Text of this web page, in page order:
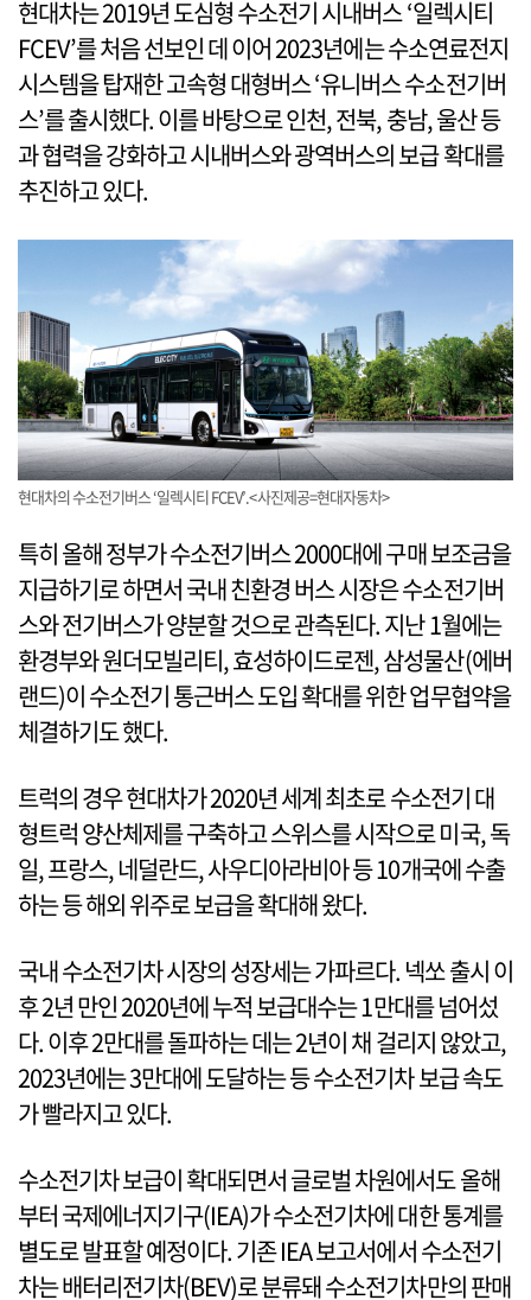
현대차는 2019년 도심형 수소전기 시내버스 ‘일렉시티
FCEV’를 처음 선보인 데 이어 2023년에는 수소연료전지
시스템을 탑재한 고속형 대형버스 ‘유니버스 수소전기버
스’를 출시했다. 이를 바탕으로 인천, 전북, 충남, 울산 등
과 협력을 강화하고 시내버스와 광역버스의 보급 확대를
추진하고 있다.
현대차의 수소전기버스 ‘일렉시티 FCEV’.<사진제공=현대자동차>
특히 올해 정부가 수소전기버스 2000대에 구매 보조금을
지급하기로 하면서 국내 친환경 버스 시장은 수소전기버
스와 전기버스가 양분할 것으로 관측된다. 지난 1월에는
환경부와 원더모빌리티, 효성하이드로젠, 삼성물산(에버
랜드)이 수소전기 통근버스 도입 확대를 위한 업무협약을
체결하기도 했다.
트럭의 경우 현대차가 2020년 세계 최초로 수소전기 대
형트럭 양산체제를 구축하고 스위스를 시작으로 미국, 독
일, 프랑스, 네덜란드, 사우디아라비아 등 10개국에 수출
하는 등 해외 위주로 보급을 확대해 왔다.
국내 수소전기차 시장의 성장세는 가파르다. 넥쏘 출시 이
후 2년 만인 2020년에 누적 보급대수는 1만대를 넘어섰
다. 이후 2만대를 돌파하는 데는 2년이 채 걸리지 않았고,
2023년에는 3만대에 도달하는 등 수소전기차 보급 속도
가 빨라지고 있다.
수소전기차 보급이 확대되면서 글로벌 차원에서도 올해
부터 국제에너지기구(IEA)가 수소전기차에 대한 통계를
별도로 발표할 예정이다. 기존 IEA 보고서에서 수소전기
차는 배터리전기차(BEV)로 분류돼 수소전기차만의 판매